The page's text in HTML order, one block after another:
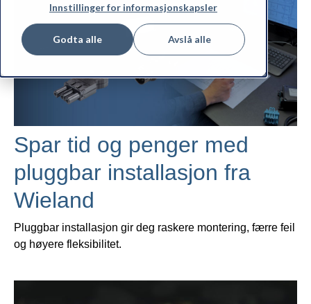
Innstillinger for informasjonskapsler
Godta alle Avslå alle
Spar tid og penger med
pluggbar installasjon fra
Wieland
Pluggbar installasjon gir deg raskere montering, færre feil
og høyere fleksibilitet.